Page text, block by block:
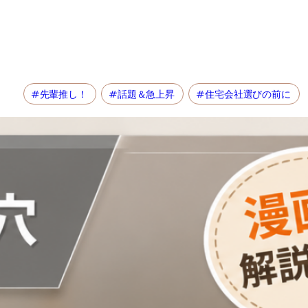
#先輩推し！ #話題＆急上昇 #住宅会社選びの前に